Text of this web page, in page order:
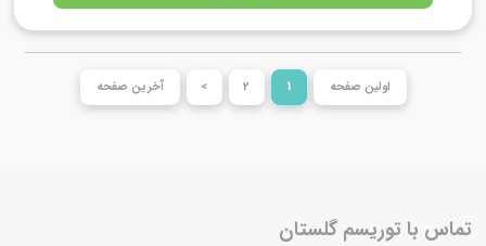
اولین صفحه 1
2
> آخرین صفحه
تماس با توریسم گلستان